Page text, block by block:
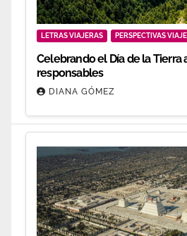
LETRAS VIAJERAS PERSPECTIVAS
Celebrando el Día de la Tierra
responsables
DIANA GÓMEZ